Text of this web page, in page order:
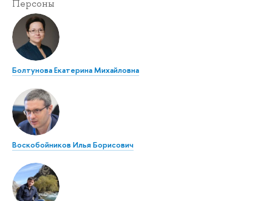
Персоны
Болтунова Екатерина Михайловна
Воскобойников Илья Борисович